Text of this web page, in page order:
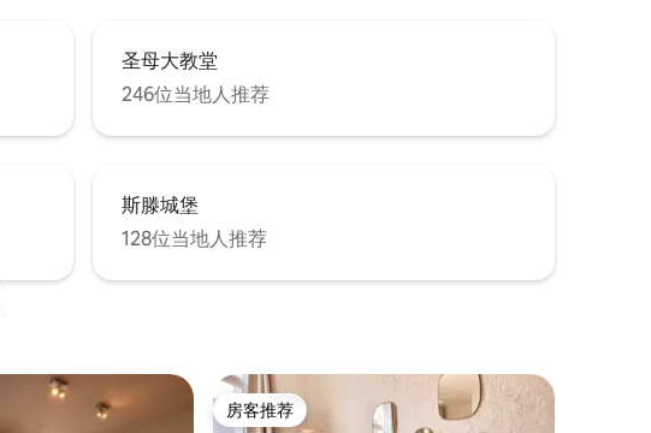
圣母大教堂
246位当地人推荐
斯滕城堡
128位当地人推荐
房客推荐
房客推荐